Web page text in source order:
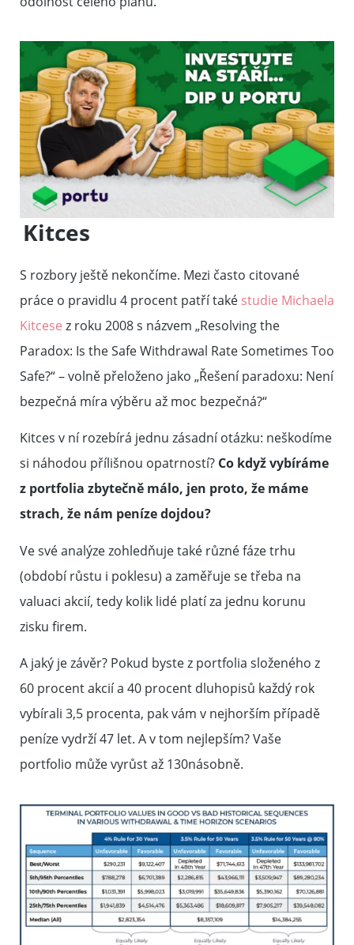
Kitces
S rozbory ještě nekončíme. Mezi často citované
práce o pravidlu 4 procent patří také studie Michaela
Kitcese z roku 2008 s názvem „Resolving the
Paradox: Is the Safe Withdrawal Rate Sometimes Too
Safe?“– volně přeloženo jako „Řešení paradoxu: Není
bezpečná míra výběru až moc bezpečná?“
Kitces v ní rozebírá jednu zásadní otázku: neškodíme
si náhodou přílišnou opatrností? Co když vybíráme
z portfolia zbytečně málo, jen proto, že máme
strach, že nám peníze dojdou?
Ve své analýze zohledňuje také různé fáze trhu
(období růstu i poklesu) a zaměřuje se třeba na
valuaci akcií, tedy kolik lidé platí za jednu korunu
zisku firem.
A jaký je závěr? Pokud byste z portfolia složeného z
60 procent akcií a 40 procent dluhopisů každý rok
vybírali 3,5 procenta, pak vám v nejhorším případě
peníze vydrží 47 let. A v tom nejlepším? Vaše
portfolio může vyrůst až 130násobně.